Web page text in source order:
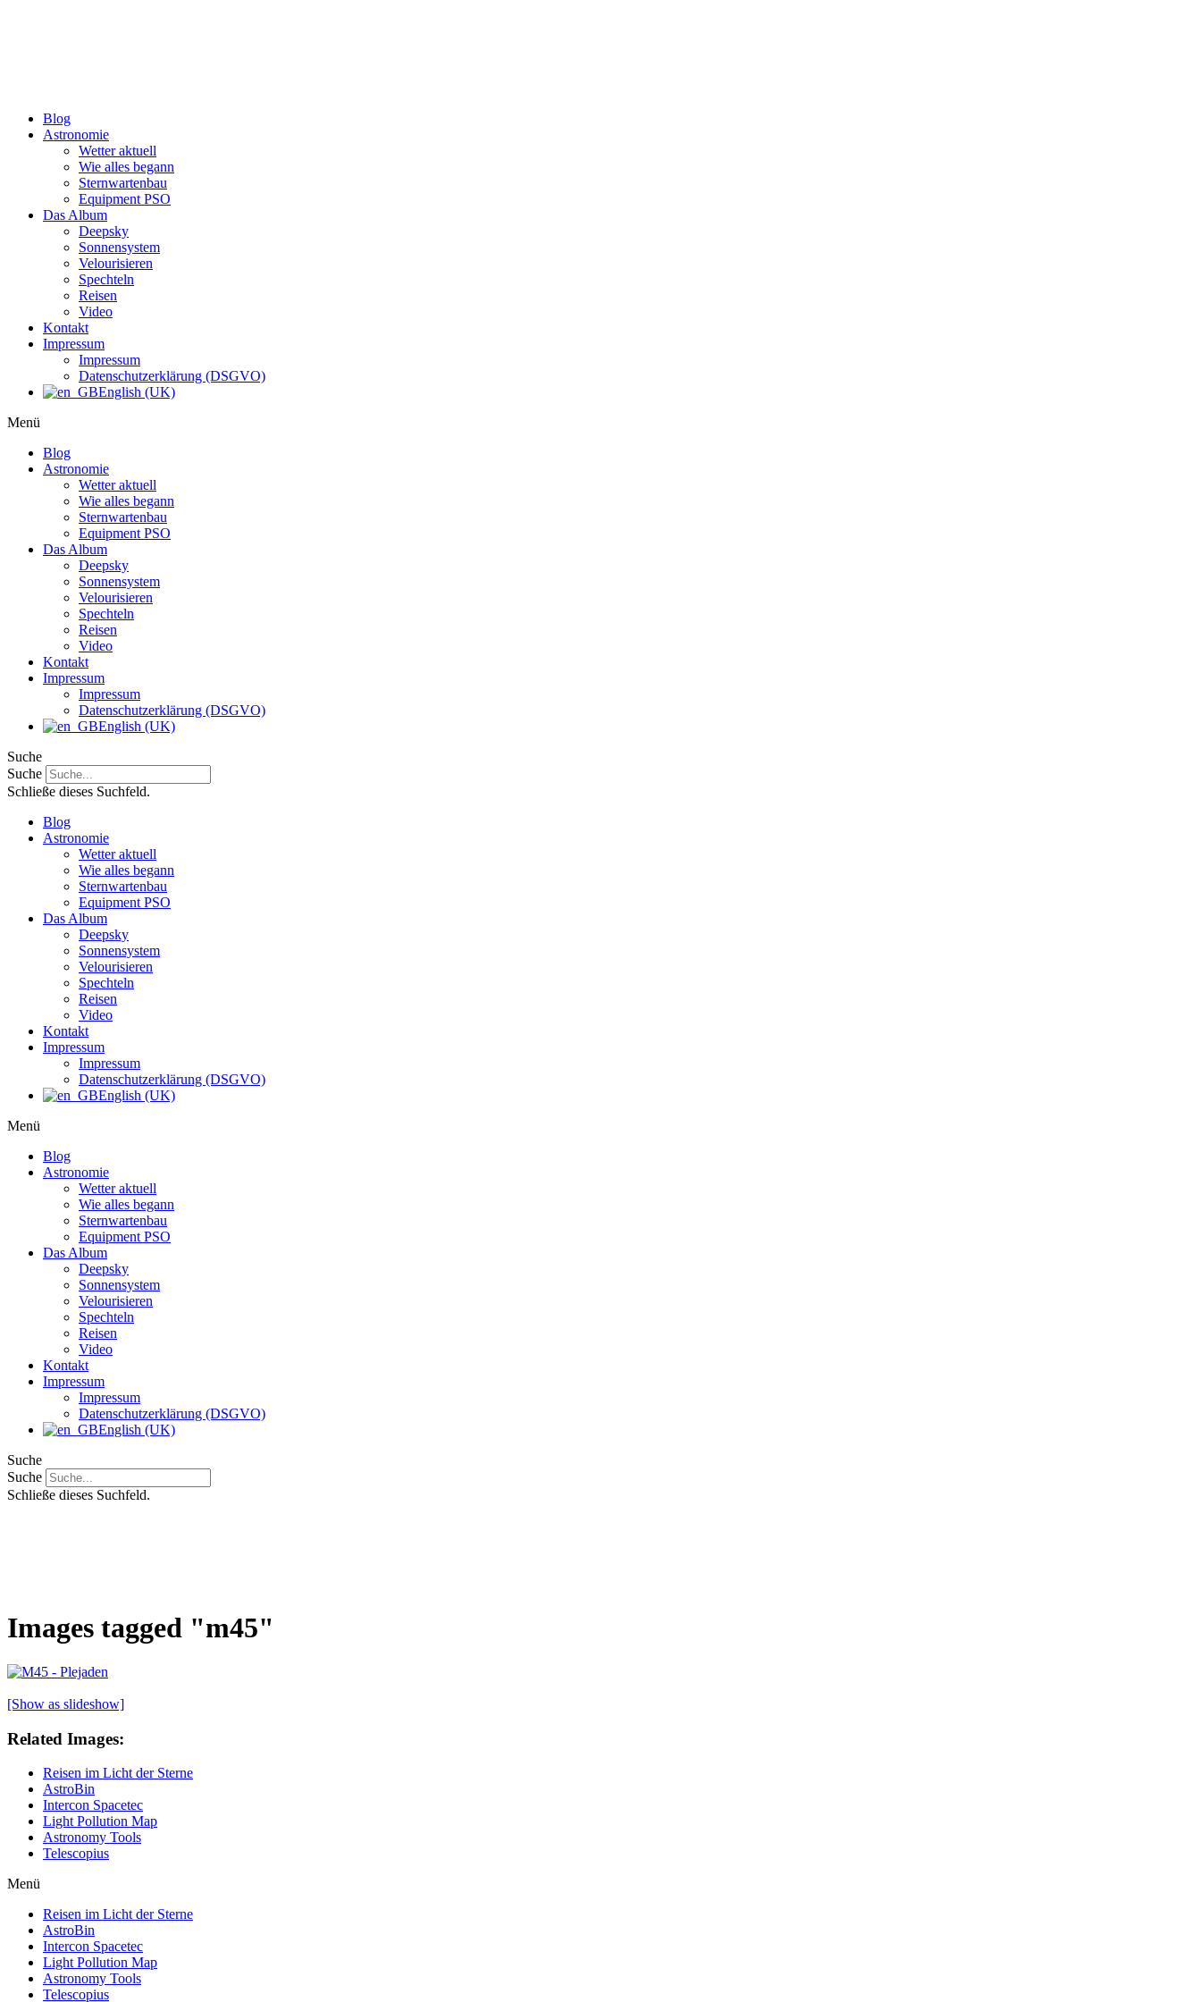
Blog
Astronomie
Wetter aktuell
Wie alles begann
Sternwartenbau
Equipment PSO
Das Album
Deepsky
Sonnensystem
Velourisieren
Spechteln
Reisen
Video
Kontakt
Impressum
Impressum
Datenschutzerklärung (DSGVO)
English (UK)
Menü
Blog
Astronomie
Wetter aktuell
Wie alles begann
Sternwartenbau
Equipment PSO
Das Album
Deepsky
Sonnensystem
Velourisieren
Spechteln
Reisen
Video
Kontakt
Impressum
Impressum
Datenschutzerklärung (DSGVO)
English (UK)
Suche
Suche
Schließe dieses Suchfeld.
Blog
Astronomie
Wetter aktuell
Wie alles begann
Sternwartenbau
Equipment PSO
Das Album
Deepsky
Sonnensystem
Velourisieren
Spechteln
Reisen
Video
Kontakt
Impressum
Impressum
Datenschutzerklärung (DSGVO)
English (UK)
Menü
Blog
Astronomie
Wetter aktuell
Wie alles begann
Sternwartenbau
Equipment PSO
Das Album
Deepsky
Sonnensystem
Velourisieren
Spechteln
Reisen
Video
Kontakt
Impressum
Impressum
Datenschutzerklärung (DSGVO)
English (UK)
Suche
Suche
Schließe dieses Suchfeld.
Images tagged "m45"
[Show as slideshow]
Related Images:
Reisen im Licht der Sterne
AstroBin
Intercon Spacetec
Light Pollution Map
Astronomy Tools
Telescopius
Menü
Reisen im Licht der Sterne
AstroBin
Intercon Spacetec
Light Pollution Map
Astronomy Tools
Telescopius